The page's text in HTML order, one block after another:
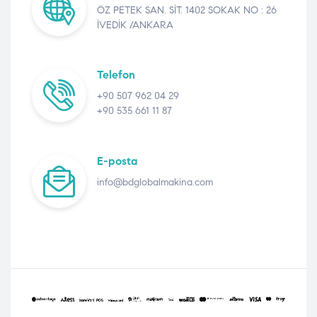
ÖZ PETEK SAN. SİT. 1402 SOKAK NO : 26
İVEDİK /ANKARA
Telefon
+90 507 962 04 29
+90 535 661 11 87
E-posta
info@bdglobalmakina.com